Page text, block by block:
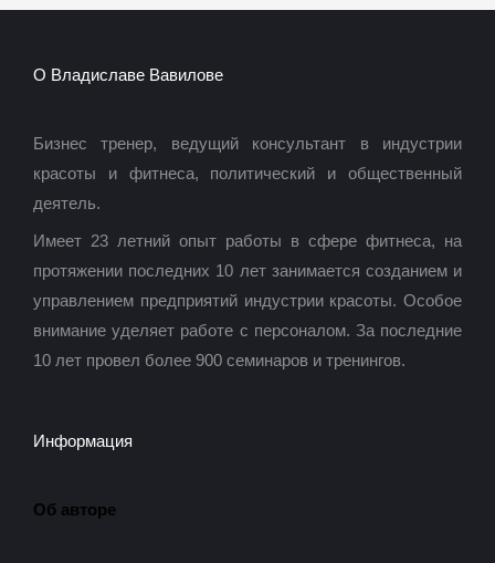
О Владиславе Вавилове
Бизнес тренер, ведущий консультант в индустрии
красоты и фитнеса, политический и общественный
деятель.
Имеет 23 летний опыт работы в сфере фитнеса, на
протяжении последних 10 лет занимается созданием и
управлением предприятий индустрии красоты. Особое
внимание уделяет работе с персоналом. За последние
10 лет провел более 900 семинаров и тренингов.
Информация
Об авторе